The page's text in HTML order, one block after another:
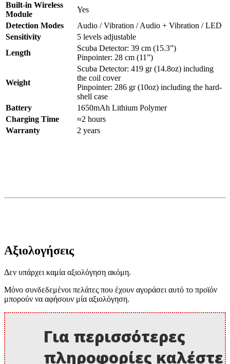
Built-in Wireless
Module
Yes
Detection Modes
Audio / Vibration / Audio + Vibration / LED
Sensitivity
5 levels adjustable
Length
Scuba Detector: 39 cm (15.3”)
Pinpointer: 28 cm (11”)
Weight
Scuba Detector: 419 gr (14.8oz) including
the coil cover
Pinpointer: 286 gr (10oz) including the hard-
shell case
Battery
1650mAh Lithium Polymer
Charging Time
≈2 hours
Warranty
2 years
Αξιολογήσεις
Δεν υπάρχει καμία αξιολόγηση ακόμη.
Μόνο συνδεδεμένοι πελάτες που έχουν αγοράσει αυτό το προϊόν
μπορούν να αφήσουν μία αξιολόγηση.
Για περισσότερες
πληροφορίες καλέστε